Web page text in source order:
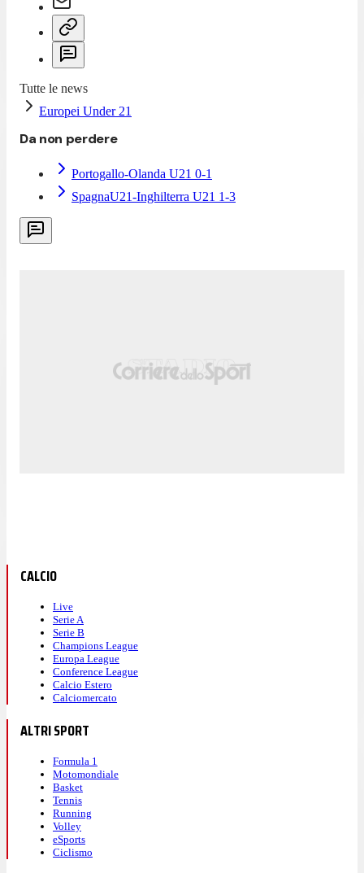
Tutte le news
Europei Under 21
Da non perdere
Portogallo-Olanda U21 0-1
SpagnaU21-Inghilterra U21 1-3
CALCIO
Live
Serie A
Serie B
Champions League
Europa League
Conference League
Calcio Estero
Calciomercato
ALTRI SPORT
Formula 1
Motomondiale
Basket
Tennis
Running
Volley
eSports
Ciclismo